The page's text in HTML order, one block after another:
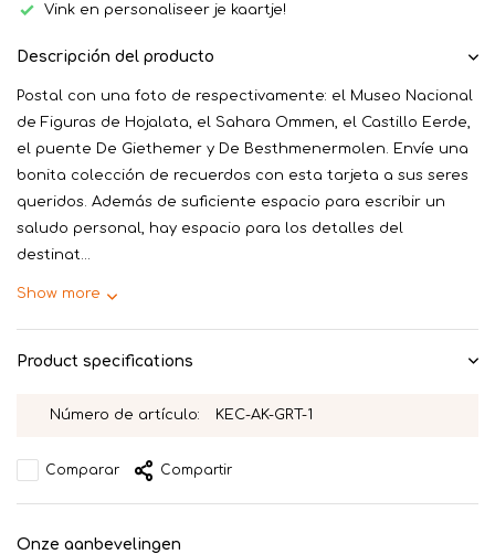
Vink en personaliseer je kaartje!
Descripción del producto
Postal con una foto de respectivamente: el Museo Nacional
de Figuras de Hojalata, el Sahara Ommen, el Castillo Eerde,
el puente De Giethemer y De Besthmenermolen. Envíe una
bonita colección de recuerdos con esta tarjeta a sus seres
queridos. Además de suficiente espacio para escribir un
saludo personal, hay espacio para los detalles del
destinat...
Show more
Product specifications
Número de artículo: KEC-AK-GRT-1
Comparar Compartir
Onze aanbevelingen